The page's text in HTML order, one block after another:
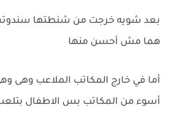
بعد شويه خرجت من شنطتها
هما مش أحسن منها
أما في خارج المكاتب الملاعب وهى
أسوء من المكاتب بس الاطفال